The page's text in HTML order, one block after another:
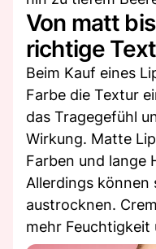
Von matt
richtige
Beim Kauf eines
Farbe die Textur
das Tragegefühl
Wirkung. Matte
Farben und lange
Allerdings können
austrocknen.
mehr Feuchtigkeit